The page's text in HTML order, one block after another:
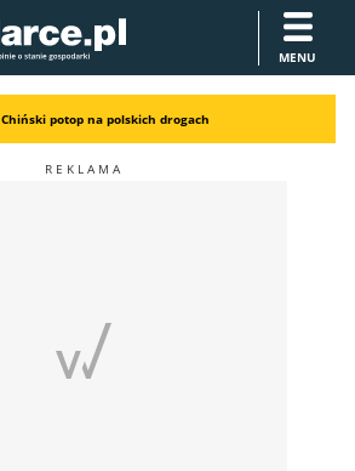
MENU
Chiński potop na polskich drogach